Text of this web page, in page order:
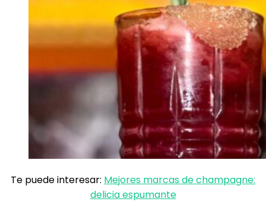
Te puede interesar: Mejores marcas de champagne:
delicia espumante